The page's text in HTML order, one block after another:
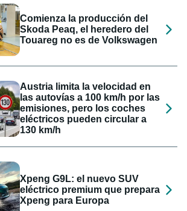
Comienza la producción del
Skoda Peaq, el heredero del
Touareg no es de Volkswagen
Austria limita la velocidad en
las autovías a 100 km/h por las
emisiones, pero los coches
eléctricos pueden circular a
130 km/h
Xpeng G9L: el nuevo SUV
eléctrico premium que prepara
Xpeng para Europa